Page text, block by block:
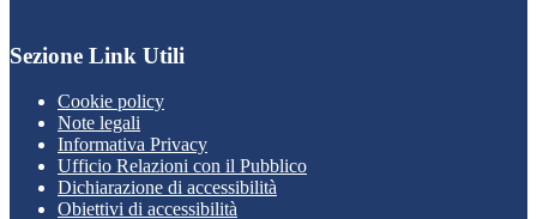
Sezione Link Utili
Cookie policy
Note legali
Informativa Privacy
Ufficio Relazioni con il Pubblico
Dichiarazione di accessibilità
Obiettivi di accessibilità